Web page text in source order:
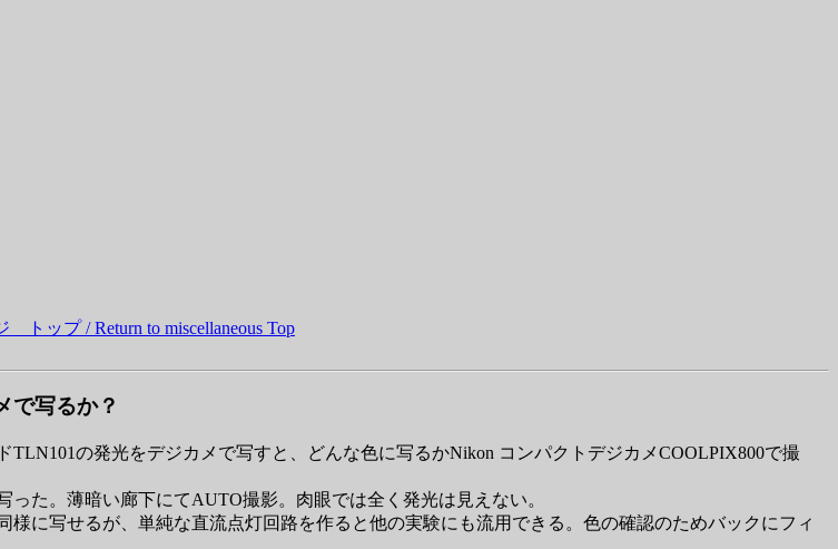
トップ / Return to miscellaneous Top
で写るか？
TLN101の発光をデジカメで写すと、どんな色に写るかNikon コンパクトデジカメCOOLPIX800で撮
った。薄暗い廊下にてAUTO撮影。肉眼では全く発光は見えない。
様に写せるが、単純な直流点灯回路を作ると他の実験にも流用できる。色の確認のためバックにフィ